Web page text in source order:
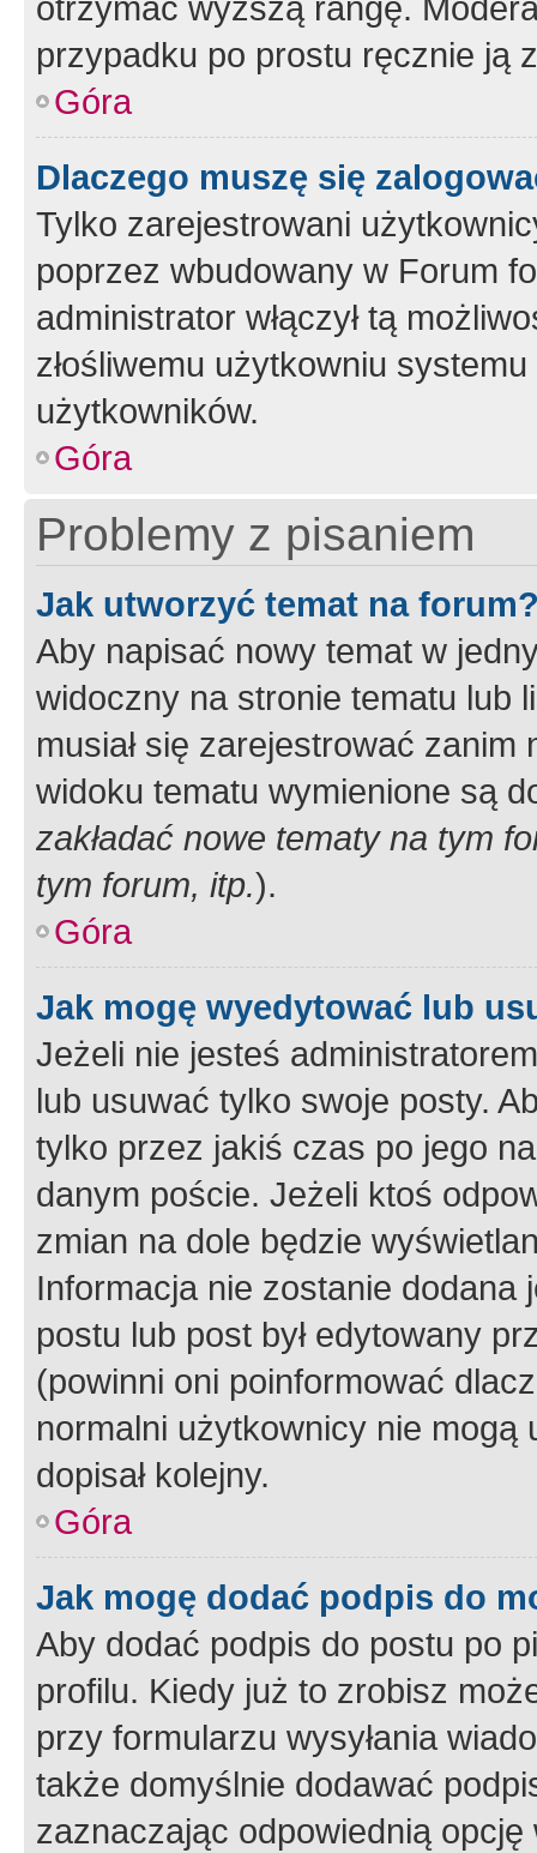
przypadku po prostu ręcznie ją
Góra
Dlaczego muszę się
Tylko zarejestrowani
poprzez wbudowany w Forum
administrator włączył tą
złośliwemu użytkowniu
użytkowników.
Góra
Problemy z pisaniem
Jak utworzyć temat na
Aby napisać nowy temat w
widoczny na stronie tematu lub
musiał się zarejestrować
widoku tematu wymienione są
zakładać nowe tematy na tym
tym forum, itp.).
Góra
Jak mogę wyedytować lub
Jeżeli nie jesteś
lub usuwać tylko swoje posty.
tylko przez jakiś czas po jego
danym poście. Jeżeli ktoś
zmian na dole będzie
Informacja nie zostanie dodana
postu lub post był edytowany
(powinni oni poinformować
normalni użytkownicy nie
dopisał kolejny.
Góra
Jak mogę dodać podpis do
Aby dodać podpis do postu po
profilu. Kiedy już to zrobisz
przy formularzu wysyłania
także domyślnie dodawać
zaznaczając odpowiednią